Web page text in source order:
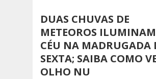
DUAS CHUVAS DE
METEOROS
CÉU NA MADRUGADA
SEXTA; SAIBA COMO
OLHO NU